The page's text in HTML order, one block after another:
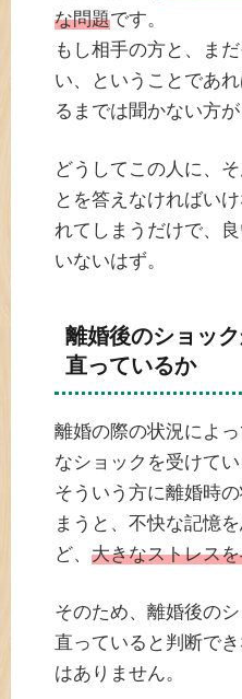
な問題です。
もし相手の方と、ま
い、ということであ
るまでは聞かない方が
どうしてこの人に、
とを答えなければい
れてしまうだけで、
いないはず。
離婚後のショッ
直っているか
離婚の際の状況によ
なショックを受けてい
そういう方に離婚時
まうと、不快な記憶
ど、 大きなストレス
そのため、離婚後の
直っていると判断で
はありません。